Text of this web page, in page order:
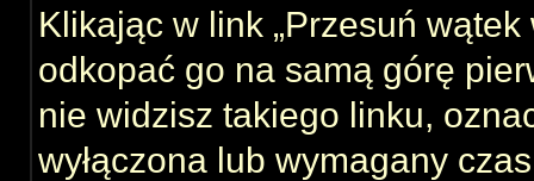
Klikając w link „Przesuń
odkopać go na samą górę
nie widzisz takiego linku,
wyłączona lub wymagany